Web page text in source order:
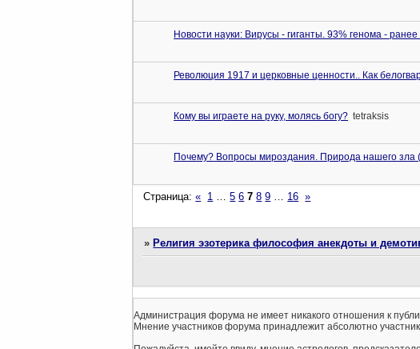
Новости науки: Вирусы - гиганты. 93% генома - ранее
Революция 1917 и церковные ценности.. Как
Кому вы играете на руку, молясь богу? tetraksis
Почему? Вопросы мироздания. Природа нашего зла
Страница:« 1 … 5 6 7 8 9 … 16 »
»Религия эзотерика философия анекдоты и
Администрация форума не имеет никакого отношения к
Мнение участников форума принадлежит абсолютно